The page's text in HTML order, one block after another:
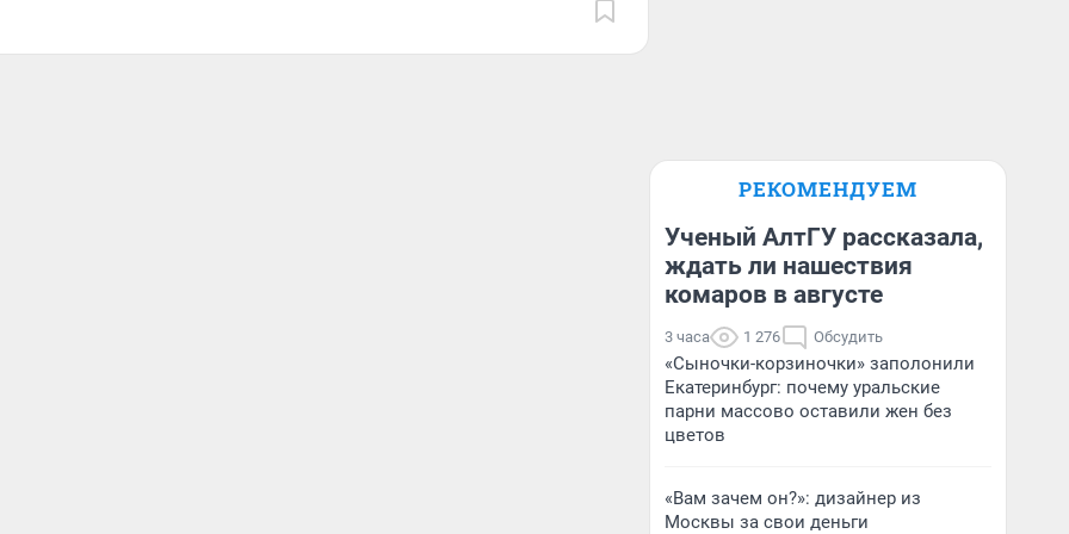
РЕКОМЕНДУЕМ
Ученый АлтГУ рассказала,
ждать ли нашествия
комаров в августе
3 часа 1 276 Обсудить
«Сыночки-корзиночки» заполонили
Екатеринбург: почему уральские
парни массово оставили жен без
цветов
«Вам зачем он?»: дизайнер из
Москвы за свои деньги